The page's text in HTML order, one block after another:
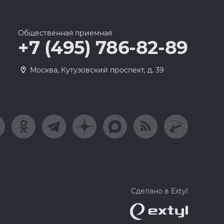
Общественная приемная
+7 (495) 786-82-89
Москва, Кутузовский проспект, д. 39
Сделано в Extyl